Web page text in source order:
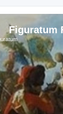
Figuratum